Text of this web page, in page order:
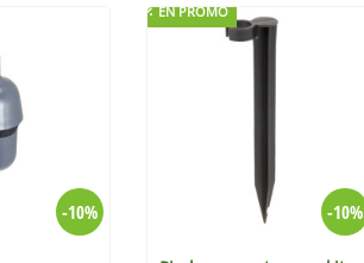
-10% -10%
EN PROMO